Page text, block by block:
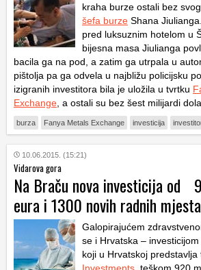
kraha burze ostali bez
šefa burze Shana
pred luksuznim hotelom u
bijesna masa Jiulianga
bacila ga na pod, a zatim ga utrpala u
pištolja pa ga odvela u najbližu policijsku
izigranih investitora bila je uložila u tvrtku
Exchange , a ostali su bez šest milijardi
burza Fanya Metals Exchange investicija
10.06.2015. (15:21)
Vidarova gora
Na Braču nova investicija od
eura i 1300 novih radnih mjesta
Galopirajućem
se i Hrvatska –
koji u Hrvatskoj predstavlja
Investments , teškom 920